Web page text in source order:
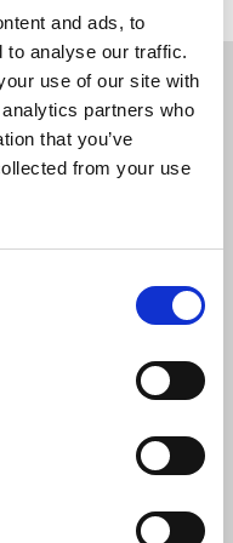
and ads, to
to analyse our traffic.
use of our site with
partners who
that you’ve
from your use
sur les lignes de
et de bus BKK
de banlieue, les